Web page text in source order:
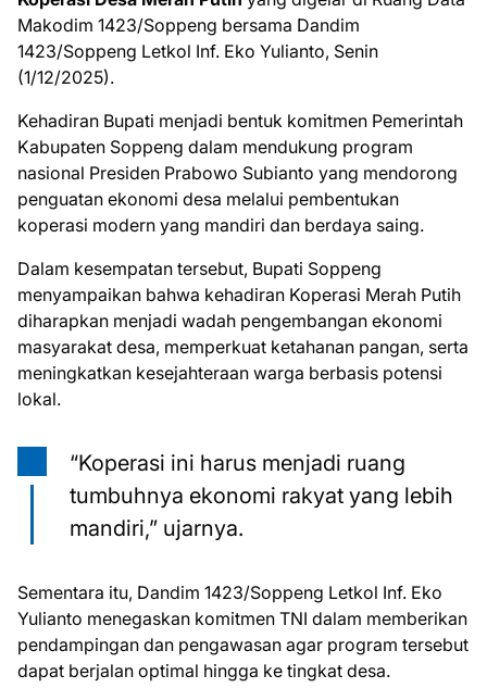
Makodim 1423/Soppeng bersama Dandim
1423/Soppeng Letkol Inf. Eko Yulianto, Senin
(1/12/2025).
Kehadiran Bupati menjadi bentuk komitmen Pemerintah
Kabupaten Soppeng dalam mendukung program
nasional Presiden Prabowo Subianto yang mendorong
penguatan ekonomi desa melalui pembentukan
koperasi modern yang mandiri dan berdaya saing.
Dalam kesempatan tersebut, Bupati Soppeng
menyampaikan bahwa kehadiran Koperasi Merah Putih
diharapkan menjadi wadah pengembangan ekonomi
masyarakat desa, memperkuat ketahanan pangan, serta
meningkatkan kesejahteraan warga berbasis potensi
lokal.
“Koperasi ini harus menjadi ruang
tumbuhnya ekonomi rakyat yang lebih
mandiri,” ujarnya.
Sementara itu, Dandim 1423/Soppeng Letkol Inf. Eko
Yulianto menegaskan komitmen TNI dalam memberikan
pendampingan dan pengawasan agar program tersebut
dapat berjalan optimal hingga ke tingkat desa.